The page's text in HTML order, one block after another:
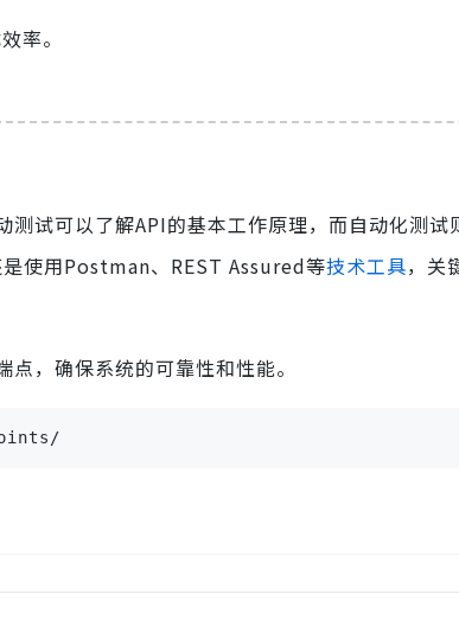
率。
试可以了解API的基本工作原理，而自动化测试
使用Postman、REST Assured等技术工具，关
，确保系统的可靠性和性能。